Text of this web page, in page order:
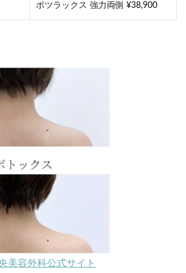
ボツラックス 強力両側 ¥38,900
美容外科公式サイト